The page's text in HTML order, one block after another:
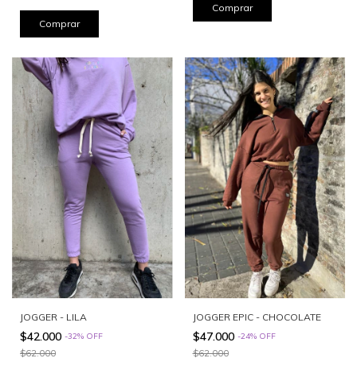
Comprar
Comprar
JOGGER - LILA
$42.000 -32% OFF
$62.000
JOGGER EPIC - CHOCOLATE
$47.000 -24% OFF
$62.000